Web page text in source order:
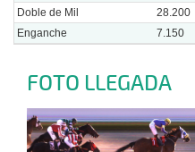
Doble de Mil
28.200
Enganche
7.150
FOTO LLEGADA